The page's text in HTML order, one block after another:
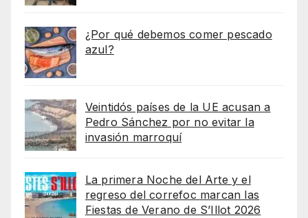
¿Por qué debemos comer pescado
azul?
Veintidós países de la UE acusan a
Pedro Sánchez por no evitar la
invasión marroquí
La primera Noche del Arte y el
regreso del correfoc marcan las
Fiestas de Verano de S’Illot 2026